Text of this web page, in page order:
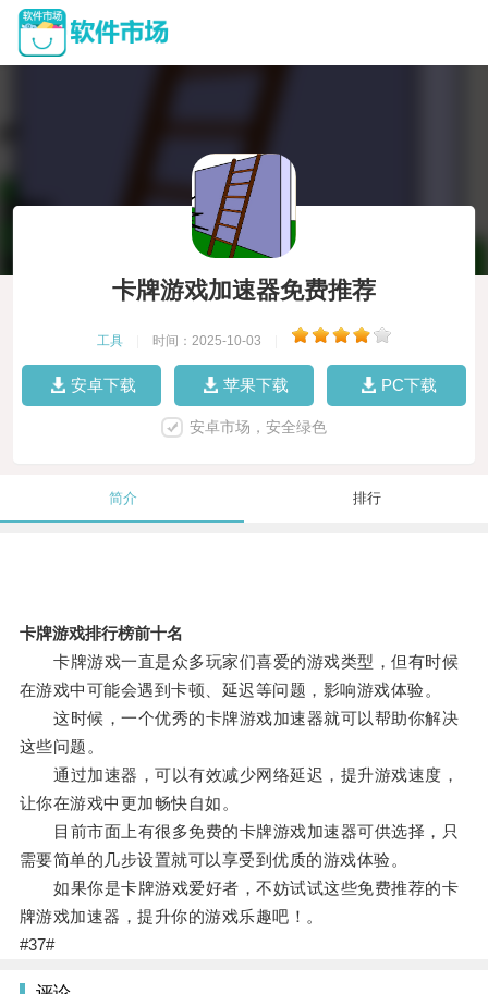
卡牌游戏加速器免费推荐
工具 时间：2025-10-03
安卓下载 苹果下载 PC下载
安卓市场，安全绿色
简介 排行
卡牌游戏排行榜前十名
卡牌游戏一直是众多玩家们喜爱的游戏类型，但有时候
在游戏中可能会遇到卡顿、延迟等问题，影响游戏体验。
这时候，一个优秀的卡牌游戏加速器就可以帮助你解决
这些问题。
通过加速器，可以有效减少网络延迟，提升游戏速度，
让你在游戏中更加畅快自如。
目前市面上有很多免费的卡牌游戏加速器可供选择，只
需要简单的几步设置就可以享受到优质的游戏体验。
如果你是卡牌游戏爱好者，不妨试试这些免费推荐的卡
牌游戏加速器，提升你的游戏乐趣吧！。
#37#